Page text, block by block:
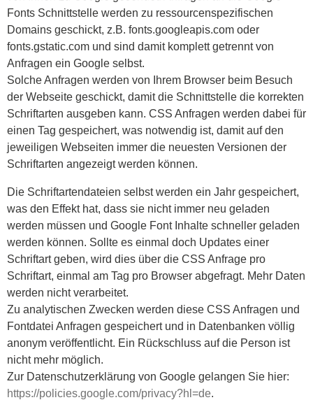
Fonts Schnittstelle werden zu ressourcenspezifischen
Domains geschickt, z.B. fonts.googleapis.com oder
fonts.gstatic.com und sind damit komplett getrennt von
Anfragen ein Google selbst.
Solche Anfragen werden von Ihrem Browser beim Besuch
der Webseite geschickt, damit die Schnittstelle die korrekten
Schriftarten ausgeben kann. CSS Anfragen werden dabei für
einen Tag gespeichert, was notwendig ist, damit auf den
jeweiligen Webseiten immer die neuesten Versionen der
Schriftarten angezeigt werden können.
Die Schriftartendateien selbst werden ein Jahr gespeichert,
was den Effekt hat, dass sie nicht immer neu geladen
werden müssen und Google Font Inhalte schneller geladen
werden können. Sollte es einmal doch Updates einer
Schriftart geben, wird dies über die CSS Anfrage pro
Schriftart, einmal am Tag pro Browser abgefragt. Mehr Daten
werden nicht verarbeitet.
Zu analytischen Zwecken werden diese CSS Anfragen und
Fontdatei Anfragen gespeichert und in Datenbanken völlig
anonym veröffentlicht. Ein Rückschluss auf die Person ist
nicht mehr möglich.
Zur Datenschutzerklärung von Google gelangen Sie hier:
https://policies.google.com/privacy?hl=de.